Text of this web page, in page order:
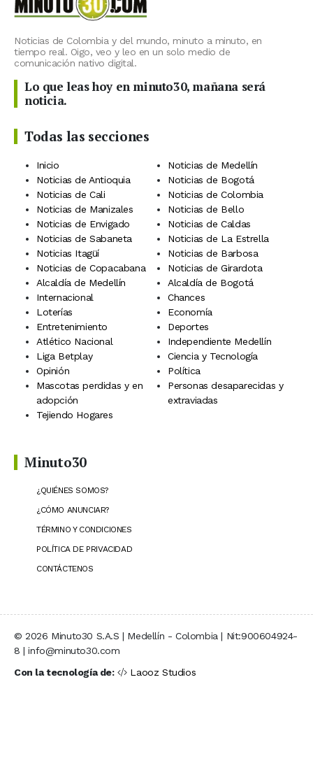
Noticias de Colombia y del mundo, minuto a minuto, en
tiempo real. Oigo, veo y leo en un solo medio de
comunicación nativo digital.
Lo que leas hoy en minuto30, mañana será
noticia.
Todas las secciones
Inicio
Noticias de Medellín
Noticias de Antioquia
Noticias de Bogotá
Noticias de Cali
Noticias de Colombia
Noticias de Manizales
Noticias de Bello
Noticias de Envigado
Noticias de Caldas
Noticias de Sabaneta
Noticias de La Estrella
Noticias Itagüí
Noticias de Barbosa
Noticias de Copacabana
Noticias de Girardota
Alcaldía de Medellín
Alcaldía de Bogotá
Internacional
Chances
Loterías
Economía
Entretenimiento
Deportes
Atlético Nacional
Independiente Medellín
Liga Betplay
Ciencia y Tecnología
Opinión
Política
Mascotas perdidas y en
adopción
Personas desaparecidas y
extraviadas
Tejiendo Hogares
Minuto30
¿QUIÉNES SOMOS?
¿CÓMO ANUNCIAR?
TÉRMINO Y CONDICIONES
POLÍTICA DE PRIVACIDAD
CONTÁCTENOS
© 2026 Minuto30 S.A.S | Medellín - Colombia | Nit:900604924-
8 | info@minuto30.com
Con la tecnología de:
Laooz Studios